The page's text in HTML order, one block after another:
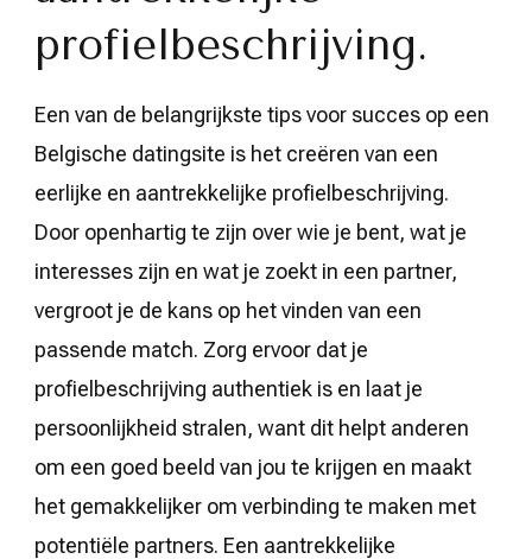
profielbeschrijving.
Een van de belangrijkste tips voor succes op een
Belgische datingsite is het creëren van een
eerlijke en aantrekkelijke profielbeschrijving.
Door openhartig te zijn over wie je bent, wat je
interesses zijn en wat je zoekt in een partner,
vergroot je de kans op het vinden van een
passende match. Zorg ervoor dat je
profielbeschrijving authentiek is en laat je
persoonlijkheid stralen, want dit helpt anderen
om een goed beeld van jou te krijgen en maakt
het gemakkelijker om verbinding te maken met
potentiële partners. Een aantrekkelijke